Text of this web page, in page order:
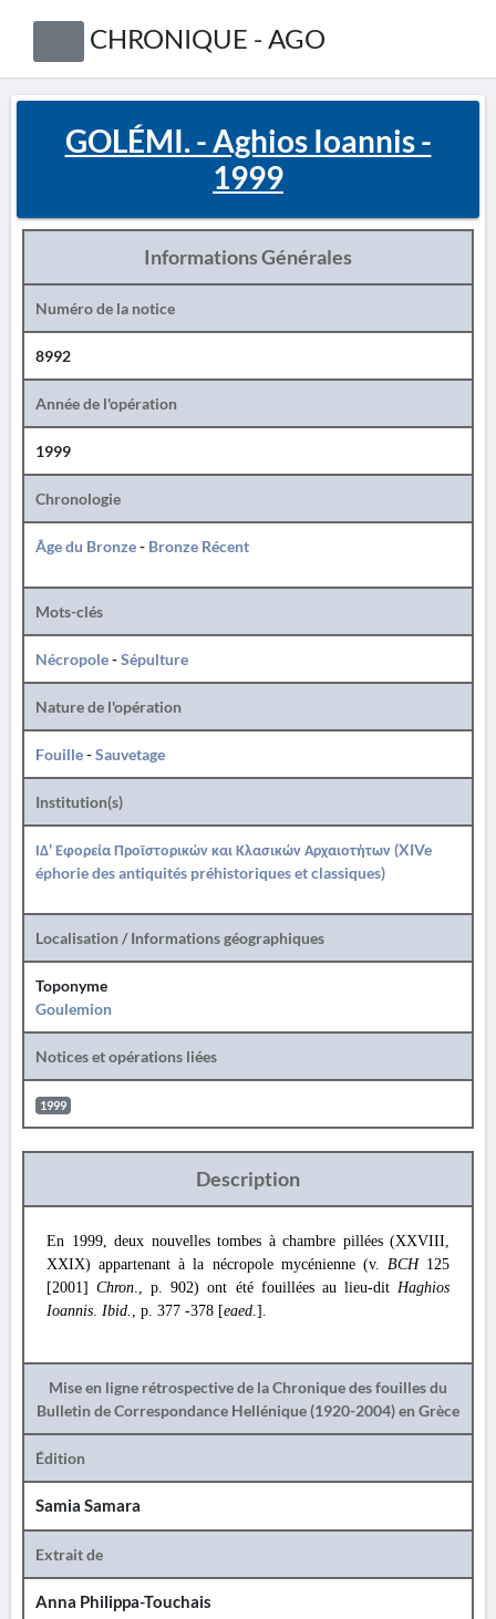
CHRONIQUE - AGO
GOLÉMI. - Aghios Ioannis -
1999
Informations Générales
Numéro de la notice
8992
Année de l'opération
1999
Chronologie
Âge du Bronze- Bronze Récent
Mots-clés
Nécropole-Sépulture
Nature de l'opération
Fouille-Sauvetage
Institution(s)
ΙΔ' Εφορεία Προϊστορικών και Κλασικών Αρχαιοτήτων (XIVe
éphorie des antiquités préhistoriques et classiques)
Localisation / Informations géographiques
Toponyme
Goulemion
Notices et opérations liées
1999
Description
En 1999, deux nouvelles tombes à chambre pillées (XXVIII,
XXIX) appartenant à la nécropole mycénienne (v. BCH 125
[2001]Chron., p. 902) ont été fouillées au lieu-ditHaghios
Ioannis. Ibid. , p. 377 -378 [eaed.].
Mise en ligne rétrospective de la Chronique des fouilles du
Bulletin de Correspondance Hellénique (1920-2004) en Grèce
Édition
Samia Samara
Extrait de
Anna Philippa-Touchais